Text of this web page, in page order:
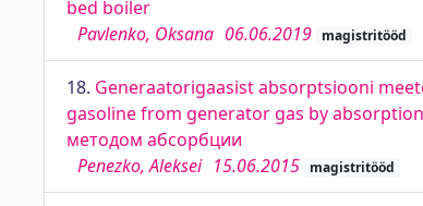
bed boiler
Pavlenko, Oksana 06.06.2019 magistritööd
18. Generaatorigaasist absorptsiooni
gasoline from generator gas by
методом абсорбции
Penezko, Aleksei 15.06.2015 magistritööd